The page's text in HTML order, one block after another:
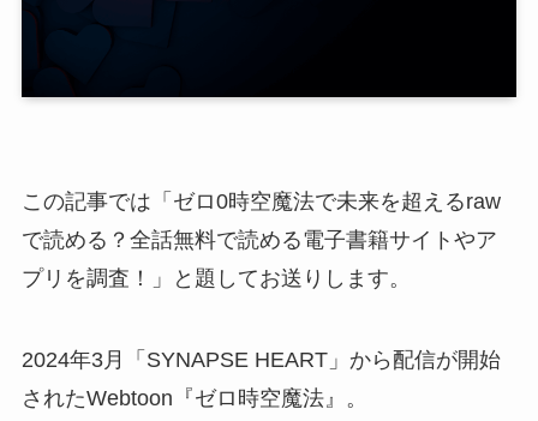
この記事では「ゼロ0時空魔法で未来を超えるraw
で読める？全話無料で読める電子書籍サイトやア
プリを調査！」と題してお送りします。
2024年3月「SYNAPSE HEART」から配信が開始
されたWebtoon『ゼロ時空魔法』。